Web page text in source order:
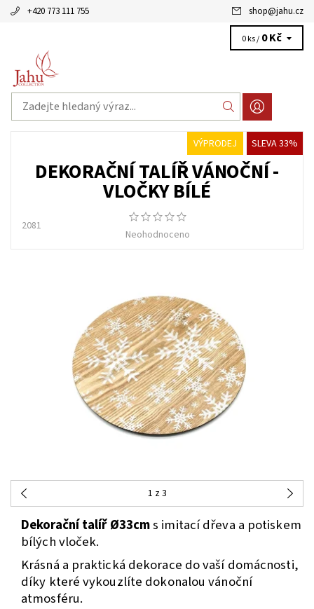
+420 773 111 755 shop@jahu.cz
0 ks / 0 Kč
VÝPRODEJ SLEVA 33%
DEKORAČNÍ TALÍŘ VÁNOČNÍ -
VLOČKY BÍLÉ
2081
Neohodnoceno
1 z 3
Dekorační talíř Ø33cms imitací dřeva a potiskem
bílých vloček.
Krásná a praktická dekorace do vaší domácnosti,
díky které vykouzlíte dokonalou vánoční
atmosféru.